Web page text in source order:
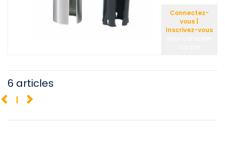
Connectez-
vous |
Inscrivez-vous
6 articles
1